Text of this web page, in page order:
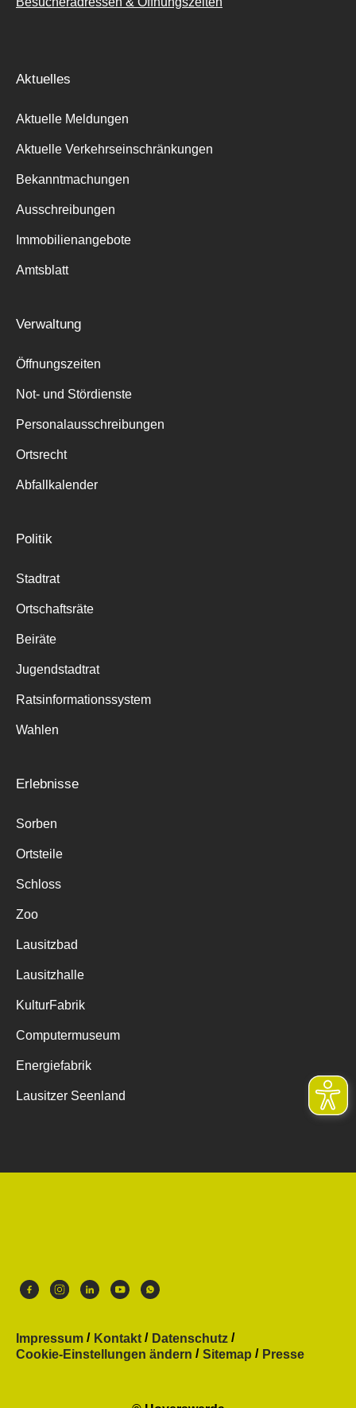
Aktuelles
Aktuelle Meldungen
Aktuelle Verkehrseinschränkungen
Bekanntmachungen
Ausschreibungen
Immobilienangebote
Amtsblatt
Verwaltung
Öffnungszeiten
Not- und Stördienste
Personalausschreibungen
Ortsrecht
Abfallkalender
Politik
Stadtrat
Ortschaftsräte
Beiräte
Jugendstadtrat
Ratsinformationssystem
Wahlen
Erlebnisse
Sorben
Ortsteile
Schloss
Zoo
Lausitzbad
Lausitzhalle
KulturFabrik
Computermuseum
Energiefabrik
Lausitzer Seenland
Impressum Kontakt
Datenschutz
Cookie-Einstellungen ändern
Sitemap Presse